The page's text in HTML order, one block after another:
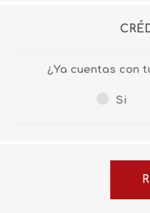
¿Ya cuentas con
Si